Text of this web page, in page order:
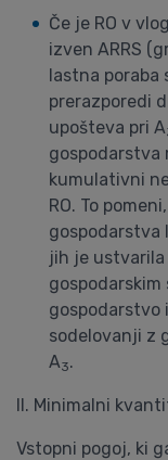
Če je RO v
izven ARRS
lastna poraba
prerazporedi
upošteva pri A
gospodarstva
kumulativni
RO. To
gospodarstva
jih je ustvarila
gospodarstvo
sodelovanji z
A3.
II. Minimalni
Vstopni pogoj, ki